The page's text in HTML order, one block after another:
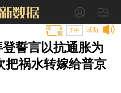
试听
T中
登誓言以抗通胀为
把祸水转嫁给普京